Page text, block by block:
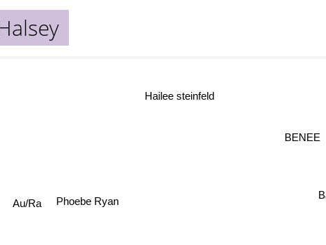
Hailee steinfeld
BENEE
Au/Ra
Phoebe Ryan